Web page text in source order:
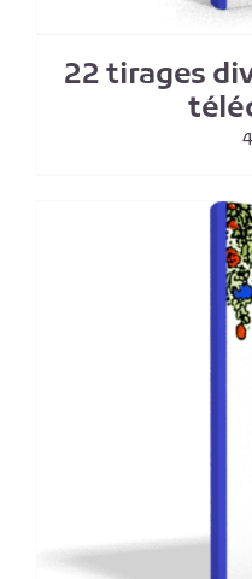
22 tirages